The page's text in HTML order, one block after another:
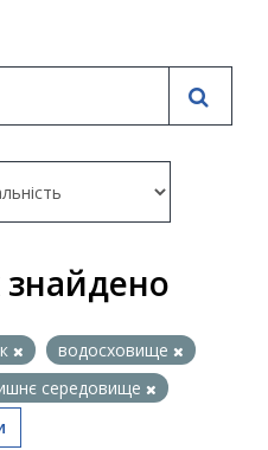
знайдено
водосховище
середовище